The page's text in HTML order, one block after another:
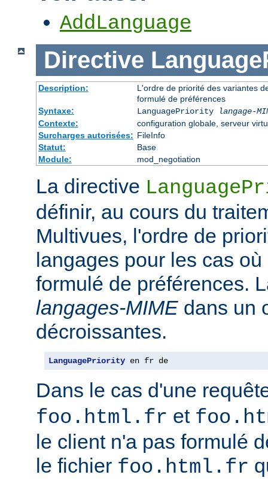
AddLanguage
Directive
Description:
L'ordre de priorité des variantes
formulé de préférences
Syntaxe:
LanguagePriority
langage-
Contexte:
configuration globale, serveur
Surcharges autorisées: FileInfo
Statut:
Base
Module:
mod_negotiation
La directive
définir, au cours du
Multivues, l'ordre de
langages pour les cas
formulé de préférences.
langages-MIME dans un
décroissantes.
LanguagePriority en fr de
Dans le cas d'une
foo.html.fr et
le client n'a pas formulé
le fichier foo.html.fr